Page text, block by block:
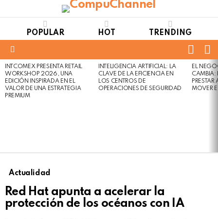
POPULAR HOT TRENDING
LATEST
STORIES
INTCOMEX PRESENTA RETAIL
WORKSHOP 2026, UNA
EDICIÓN INSPIRADA EN EL
VALOR DE UNA ESTRATEGIA
PREMIUM
INTELIGENCIA ARTIFICIAL: LA
CLAVE DE LA EFICIENCIA EN
LOS CENTROS DE
OPERACIONES DE SEGURIDAD
EL
CAMBIA:
MOVER
Actualidad
Red Hat apunta a acelerar la
protección de los océanos con IA